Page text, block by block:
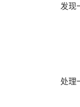
发现
处理